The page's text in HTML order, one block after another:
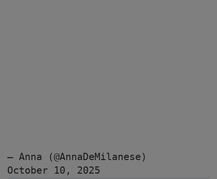
— Anna (@AnnaDeMilanese)
October 10, 2025